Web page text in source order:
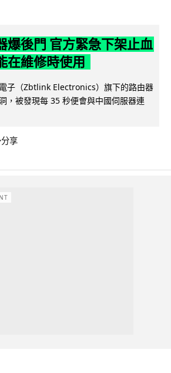
爆後門 官方緊急下架止血
在維修時使用
子（Zbtlink Electronics）旗下的路由器
，被發現每 35 秒便會與中國伺服器連
分享